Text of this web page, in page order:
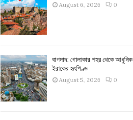
August 6, 2026 0
বাগদাদ: গোলাকার শহর থেকে আধুনিক
ইরাকের হৃৎপিণ্ড
August 5, 2026 0